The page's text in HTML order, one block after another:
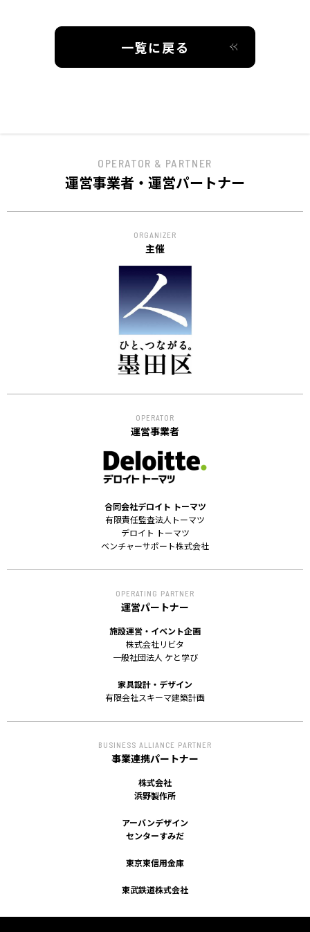
一覧に戻る
OPERATOR & PARTNER
運営事業者・運営パートナー
ORGANIZER
主催
OPERATOR
運営事業者
合同会社デロイト トーマツ
有限責任監査法人トーマツ
デロイト トーマツ
ベンチャーサポート株式会社
OPERATING PARTNER
運営パートナー
施設運営・イベント企画
株式会社リビタ
一般社団法人 ケと学び
家具設計・デザイン
有限会社スキーマ建築計画
BUSINESS ALLIANCE PARTNER
事業連携パートナー
株式会社
浜野製作所
アーバンデザイン
センターすみだ
東京東信用金庫
東武鉄道株式会社